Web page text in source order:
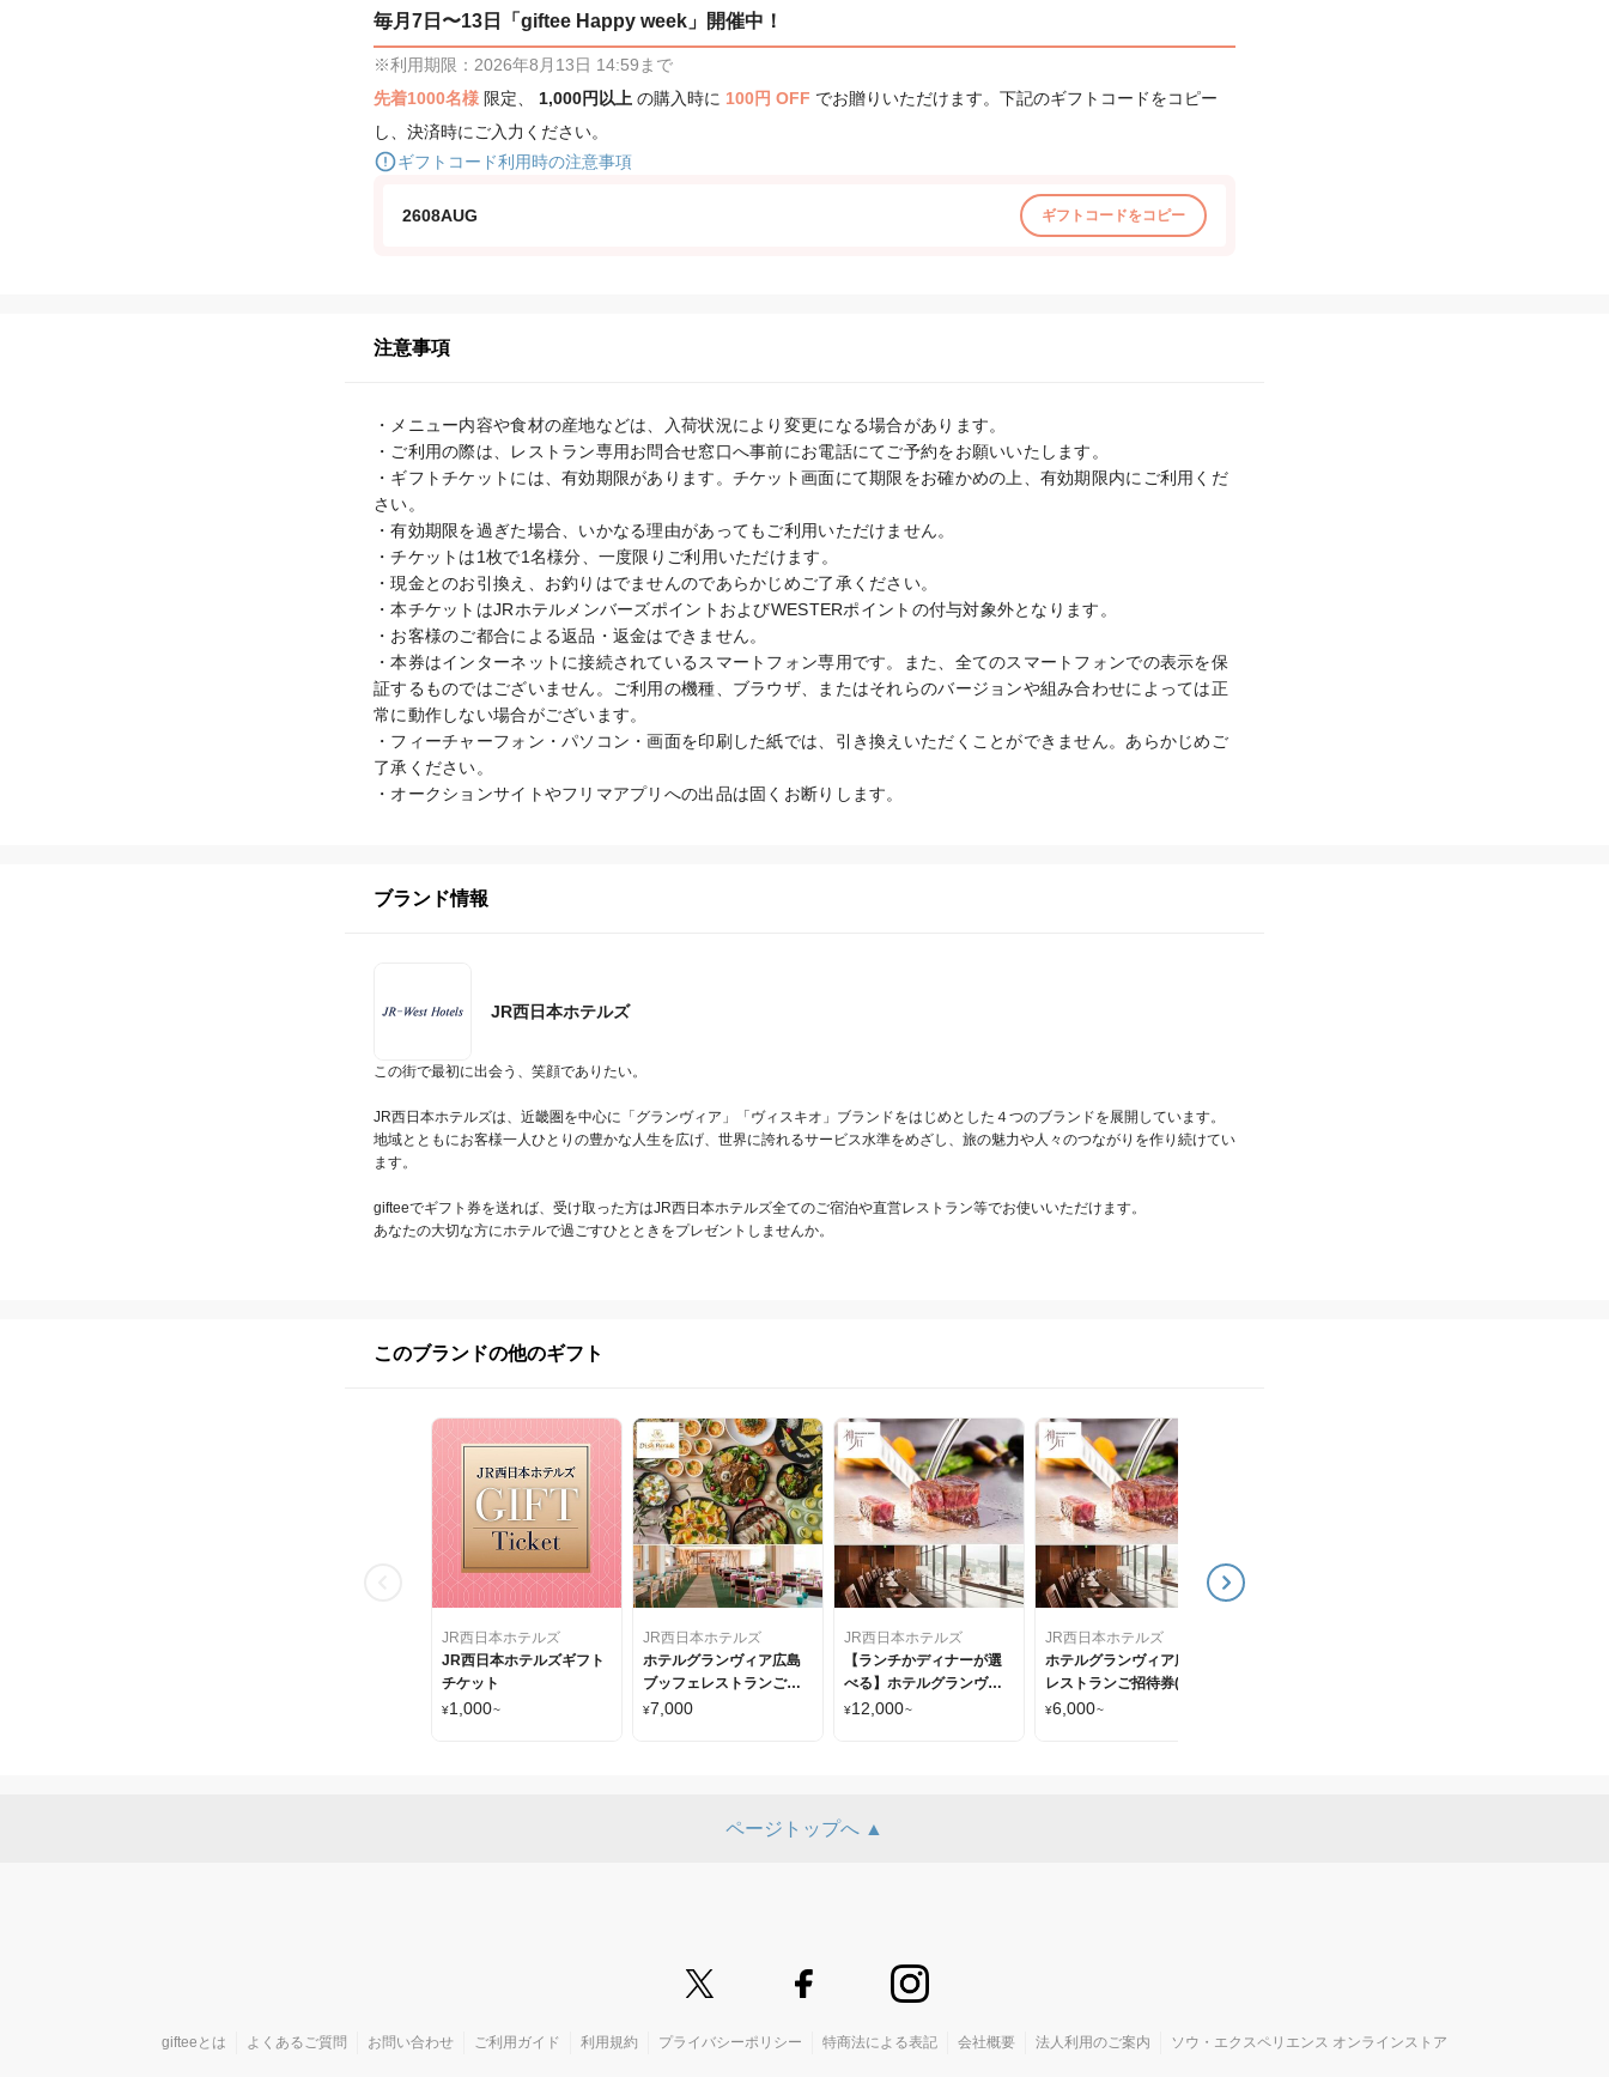
毎月7日〜13日「giftee Happy week」開催中！
※利用期限：2026年8月13日 14:59まで
先着1000名様 限定、 1,000円以上 の購入時に 100円 OFF でお贈りいただけます。下記のギフトコードをコピー
し、決済時にご入力ください。
ギフトコード利用時の注意事項
2608AUG ギフトコードをコピー
注意事項
・メニュー内容や食材の産地などは、入荷状況により変更になる場合があります。
・ご利用の際は、レストラン専用お問合せ窓口へ事前にお電話にてご予約をお願いいたします。
・ギフトチケットには、有効期限があります。チケット画面にて期限をお確かめの上、有効期限内にご利用くだ
さい。
・有効期限を過ぎた場合、いかなる理由があってもご利用いただけません。
・チケットは1枚で1名様分、一度限りご利用いただけます。
・現金とのお引換え、お釣りはでませんのであらかじめご了承ください。
・本チケットはJRホテルメンバーズポイントおよびWESTERポイントの付与対象外となります。
・お客様のご都合による返品・返金はできません。
・本券はインターネットに接続されているスマートフォン専用です。また、全てのスマートフォンでの表示を保
証するものではございません。ご利用の機種、ブラウザ、またはそれらのバージョンや組み合わせによっては正
常に動作しない場合がございます。
・フィーチャーフォン・パソコン・画面を印刷した紙では、引き換えいただくことができません。あらかじめご
了承ください。
・オークションサイトやフリマアプリへの出品は固くお断りします。
ブランド情報
JR西日本ホテルズ
この街で最初に出会う、笑顔でありたい。
JR西日本ホテルズは、近畿圏を中心に「グランヴィア」「ヴィスキオ」ブランドをはじめとした４つのブランドを展開しています。
地域とともにお客様一人ひとりの豊かな人生を広げ、世界に誇れるサービス水準をめざし、旅の魅力や人々のつながりを作り続けてい
ます。
gifteeでギフト券を送れば、受け取った方はJR西日本ホテルズ全てのご宿泊や直営レストラン等でお使いいただけます。
あなたの大切な方にホテルで過ごすひとときをプレゼントしませんか。
このブランドの他のギフト
JR西日本ホテルズ
JR西日本ホテルズギフト
チケット
¥1,000~
JR西日本ホテルズ
ホテルグランヴィア広島
ブッフェレストランご招
待券(2名様) ペアランチ
¥7,000
JR西日本ホテルズ
【ランチかディナーが選
べる】ホテルグランヴィ
ア広島 レストランご招待
¥12,000~
JR西日本ホテルズ
ホテルグランヴィア広島
レストランご招待券(1名
様)ランチ
¥6,000~
ページトップへ ▲
gifteeとは よくあるご質問 お問い合わせ ご利用ガイド 利用規約 プライバシーポリシー 特商法による表記 会社概要 法人利用のご案内 ソウ・エクスペリエンス オンラインストア